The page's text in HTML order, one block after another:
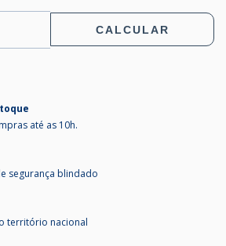
CALCULAR
até as 10h.
segurança blindado
território nacional